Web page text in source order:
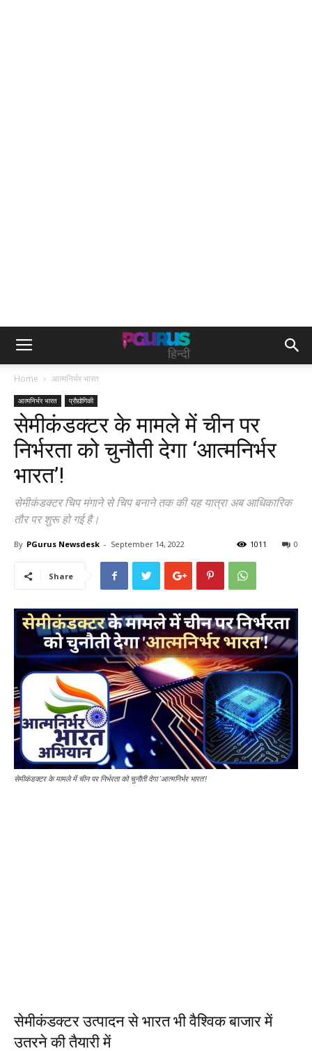
Home आत्मनिर्भर भारत
आत्मनिर्भर भारत प्रौद्योगिकी
सेमीकंडक्टर के मामले में चीन पर
निर्भरता को चुनौती देगा ‘आत्मनिर्भर
भारत’!
सेमीकंडक्टर चिप मंगाने से चिप बनाने तक की यह यात्रा अब आधिकारिक
तौर पर शुरू हो गई है।
By PGurus Newsdesk - September 14, 2022 0
1011
Share
सेमीकंडक्टर के मामले में चीन पर निर्भरता को चुनौती देगा 'आत्मनिर्भर भारत'!
सेमीकंडक्टर उत्पादन से भारत भी वैश्विक बाजार में
उतरने की तैयारी में